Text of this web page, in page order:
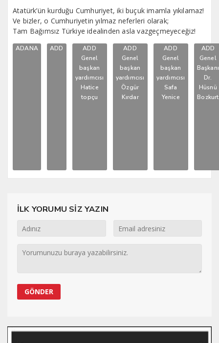
Atatürk’ün kurduğu Cumhuriyet, iki buçuk imamla yıkılamaz!
Ve bizler, o Cumhuriyetin yılmaz neferleri olarak;
Tam Bağımsız Türkiye idealinden asla vazgeçmeyeceğiz!
ADANA ADD
ADD
Genel
başkan
yardımcısı
Hatice
topçu
ADD
Genel
başkan
yardımcısı
Özgür
Kırdar
ADD
Genel
başkan
yardımcısı
Safa
Yenice
ADD
Genel
Başkanı
Dr.
Hüsnü
Bozkurt
İLK YORUMU SİZ YAZIN